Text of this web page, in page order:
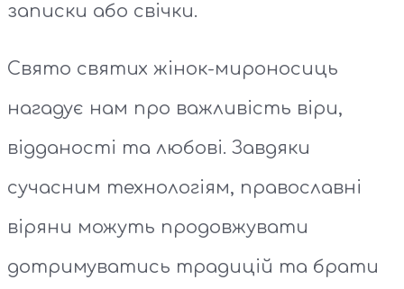
записки або свічки.
Свято святих жінок-мироносиць
нагадує нам про важливість віри,
відданості та любові. Завдяки
сучасним технологіям, православні
віряни можуть продовжувати
дотримуватись традицій та брати